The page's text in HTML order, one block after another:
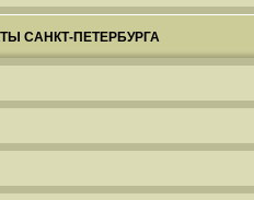
САНКТ-ПЕТЕРБУРГА